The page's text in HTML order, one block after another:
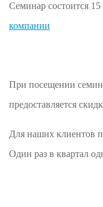
Семинар состоится 15
компании
При посещении
предоставляется
Для наших клиентов
Один раз в квартал